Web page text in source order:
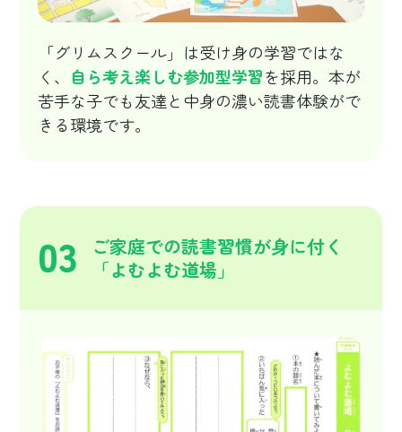
「グリムスクール」は受け身の学習ではな
く、 自ら考え楽しむ参加型学習を採用。本が
苦手な子でも友達と中身の濃い読書体験がで
きる環境です。
03
ご家庭での読書習慣が身に付く
「よむよむ道場」